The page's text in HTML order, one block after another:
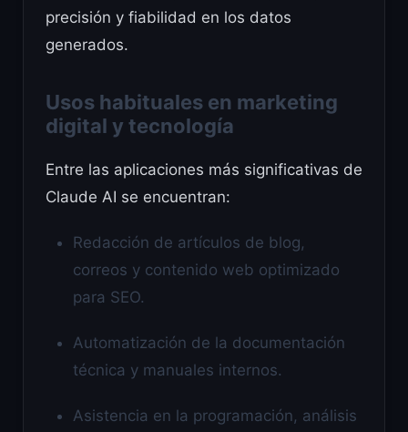
precisión y fiabilidad en los datos
generados.
Usos habituales en marketing
digital y tecnología
Entre las aplicaciones más significativas de
Claude AI se encuentran:
Redacción de artículos de blog,
correos y contenido web optimizado
para SEO.
Automatización de la documentación
técnica y manuales internos.
Asistencia en la programación, análisis